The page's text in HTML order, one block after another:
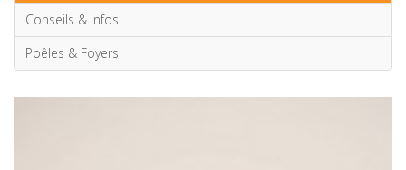
Conseils & Infos
Poêles & Foyers